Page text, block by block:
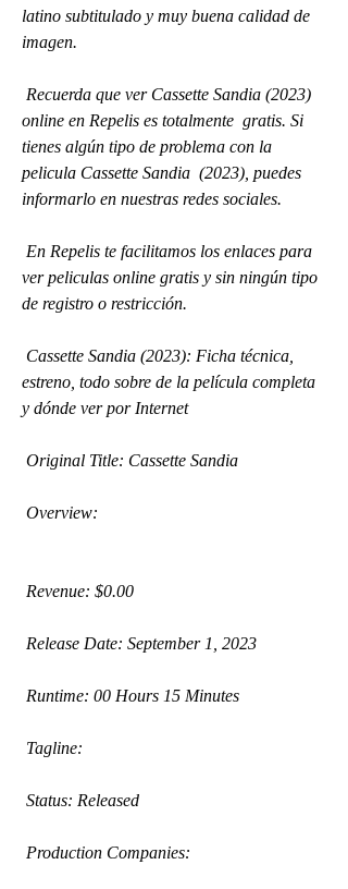
latino subtitulado y muy buena calidad de
imagen.
online en Repelis es totalmente  gratis. Si
tienes algún tipo de problema con la
pelicula Cassette Sandia  (2023), puedes
informarlo en nuestras redes sociales.
ver peliculas online gratis y sin ningún tipo
de registro o restricción.
estreno, todo sobre de la película completa
y dónde ver por Internet
Original Title: Cassette Sandia
Overview:
Revenue: $0.00
Release Date: September 1, 2023
Runtime: 00 Hours 15 Minutes
Tagline:
Status: Released
Production Companies: